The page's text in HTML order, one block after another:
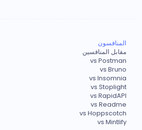
المنافسون
مقابل المنافسين
vs Postman
vs Bruno
vs Insomnia
vs Stoplight
vs RapidAPI
vs Readme
vs Hoppscotch
vs Mintlify